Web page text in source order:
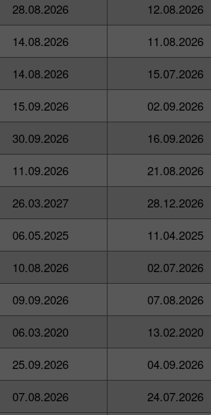
28.08.2026 12.08.2026
14.08.2026 11.08.2026
14.08.2026 15.07.2026
15.09.2026 02.09.2026
30.09.2026 16.09.2026
11.09.2026 21.08.2026
26.03.2027 28.12.2026
06.05.2025 11.04.2025
10.08.2026 02.07.2026
09.09.2026 07.08.2026
06.03.2020 13.02.2020
25.09.2026 04.09.2026
07.08.2026 24.07.2026